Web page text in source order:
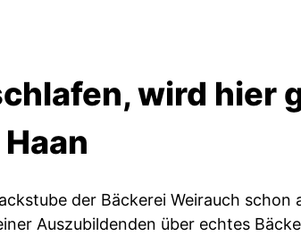
wird hier
der Bäckerei Weirauch schon
Auszubildenden über echtes